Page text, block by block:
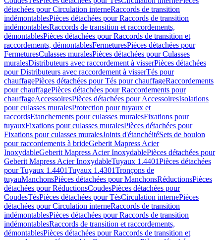
détachées pour Circulation interneRaccords de transition
indémontablesPièces détachées pour Raccords de transition
indémontablesRaccords de transition et raccordements,
démontablesPièces détachées pour Raccords de transition et
raccordements, démontablesFermeturesPièces détachées pour
FermeturesCulasses muralesPièces détachées pour Culasses
muralesDistributeurs avec raccordement à visserPièces détachées
pour Distributeurs avec raccordement à visserTés pour
chauffagePièces détachées pour Tés pour chauffageRaccordements
pour chauffagePièces détachées pour Raccordements pour
chauffageAccessoiresPièces détachées pour AccessoiresIsolations
pour culasses muralesProtection pour tuyaux et
raccordsEtanchements pour culasses muralesFixations pour
tuyauxFixations pour culasses muralesPièces détachées pour
Fixations pour culasses muralesJoints d'étanchéitéSets de boulon
pour raccordements à brideGeberit Mapress Acier
InoxydableGeberit Mapress Acier InoxydablePièces détachées pour
Geberit Mapress Acier InoxydableTuyaux 1.4401Pièces détachées
pour Tuyaux 1.4401Tuyaux 1.4301Tronçons de
tuyauManchonsPièces détachées pour ManchonsRéductionsPièces
détachées pour RéductionsCoudesPièces détachées pour
CoudesTésPièces détachées pour TésCirculation internePièces
détachées pour Circulation interneRaccords de transition
indémontablesPièces détachées pour Raccords de transition
indémontablesRaccords de transition et raccordements,
démontablesPièces détachées pour Raccords de transition et